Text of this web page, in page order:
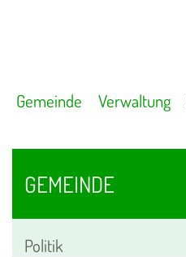
Gemeinde Verwaltung
GEMEINDE
Politik